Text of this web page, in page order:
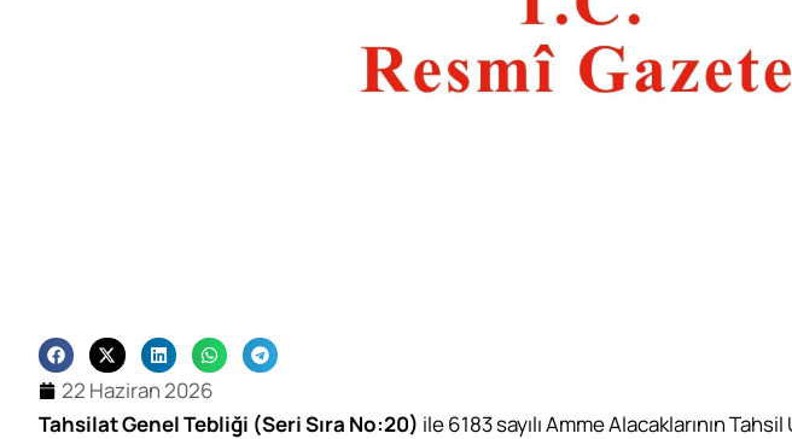
22 Haziran 2026
Tahsilat Genel Tebliği (Seri Sıra No:20) ile 6183 sayılı Amme Alacaklarının